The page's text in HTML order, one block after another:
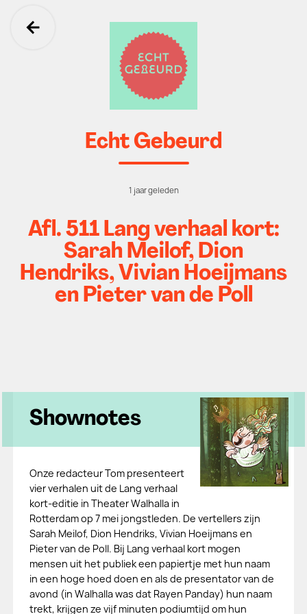
Ga terug
Echt Gebeurd
1 jaar geleden
Afl. 511 Lang verhaal kort:
Sarah Meilof, Dion
Hendriks, Vivian Hoeijmans
en Pieter van de Poll
Shownotes
Onze redacteur Tom presenteert
vier verhalen uit de Lang verhaal
kort-editie in Theater Walhalla in
Rotterdam op 7 mei jongstleden. De vertellers zijn
Sarah Meilof, Dion Hendriks, Vivian Hoeijmans en
Pieter van de Poll. Bij Lang verhaal kort mogen
mensen uit het publiek een papiertje met hun naam
in een hoge hoed doen en als de presentator van de
avond (in Walhalla was dat Rayen Panday) hun naam
trekt, krijgen ze vijf minuten podiumtijd om hun